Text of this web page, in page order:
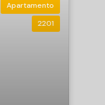
Apartamento
2201